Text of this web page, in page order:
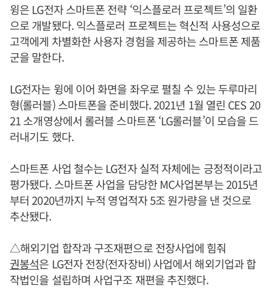
윙은 LG전자 스마트폰 전략 ‘익스플로러 프로젝트’의 일환
으로 개발됐다. 익스플로러 프로젝트는 혁신적 사용성으로
고객에게 차별화한 사용자 경험을 제공하는 스마트폰 제품
군을 말한다.
LG전자는 윙에 이어 화면을 좌우로 펼칠 수 있는 두루마리
형(롤러블) 스마트폰을 준비했다. 2021년 1월 열린 CES 20
21 소개영상에서 롤러블 스마트폰 ‘LG롤러블’이 모습을 드
러내기도 했다.
스마트폰 사업 철수는 LG전자 실적 자체에는 긍정적이라고
평가됐다. 스마트폰 사업을 담당한 MC사업본부는 2015년
부터 2020년까지 누적 영업적자 5조 원가량을 낸 것으로
추산됐다.
△해외기업 합작과 구조재편으로 전장사업에 힘줘
권봉석은 LG전자 전장(전자장비) 사업에서 해외기업과 합
작법인을 설립하며 사업구조 재편을 추진했다.